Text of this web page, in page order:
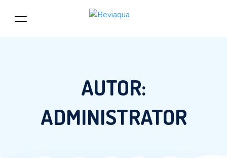
AUTOR:
ADMINISTRATOR